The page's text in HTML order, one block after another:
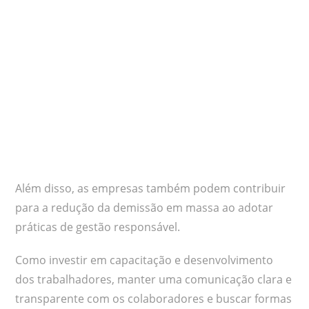
Além disso, as empresas também podem contribuir
para a redução da demissão em massa ao adotar
práticas de gestão responsável.
Como investir em capacitação e desenvolvimento
dos trabalhadores, manter uma comunicação clara e
transparente com os colaboradores e buscar formas